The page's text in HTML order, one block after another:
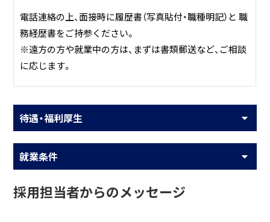
電話連絡の上、面接時に履歴書（写真貼付・職種明記）と 職
務経歴書をご持参ください。
※遠方の方や就業中の方は、まずは書類郵送など、ご相談
に応じます。
待遇・福利厚生
就業条件
採用担当者からのメッセージ